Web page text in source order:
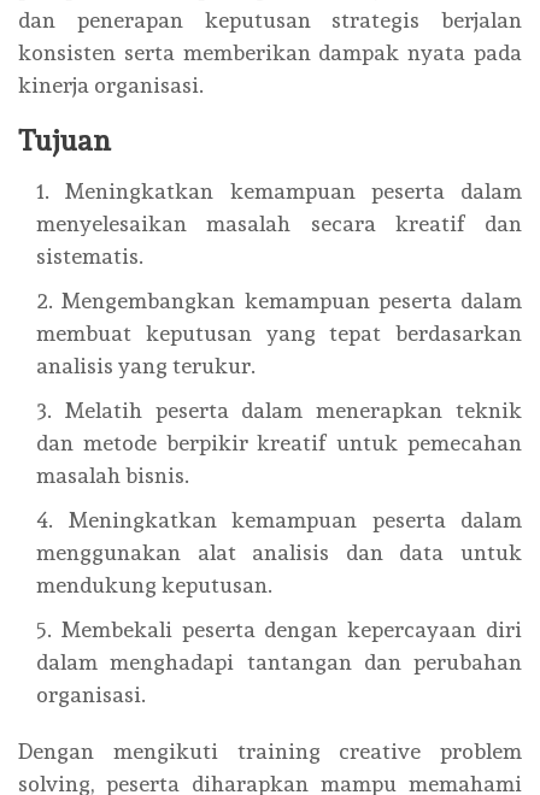
dan penerapan keputusan strategis berjalan
konsisten serta memberikan dampak nyata pada
kinerja organisasi.
Tujuan
Meningkatkan kemampuan peserta dalam
menyelesaikan masalah secara kreatif dan
sistematis.
Mengembangkan kemampuan peserta dalam
membuat keputusan yang tepat berdasarkan
analisis yang terukur.
Melatih peserta dalam menerapkan teknik
dan metode berpikir kreatif untuk pemecahan
masalah bisnis.
Meningkatkan kemampuan peserta dalam
menggunakan alat analisis dan data untuk
mendukung keputusan.
Membekali peserta dengan kepercayaan diri
dalam menghadapi tantangan dan perubahan
organisasi.
Dengan mengikuti training creative problem
solving, peserta diharapkan mampu memahami